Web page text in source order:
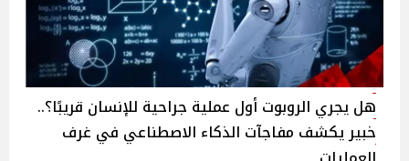
هل يجري الروبوت أول عملية جراحية للإنسان قريبًا؟..
خبير يكشف مفاجآت الذكاء الاصطناعي في غرف